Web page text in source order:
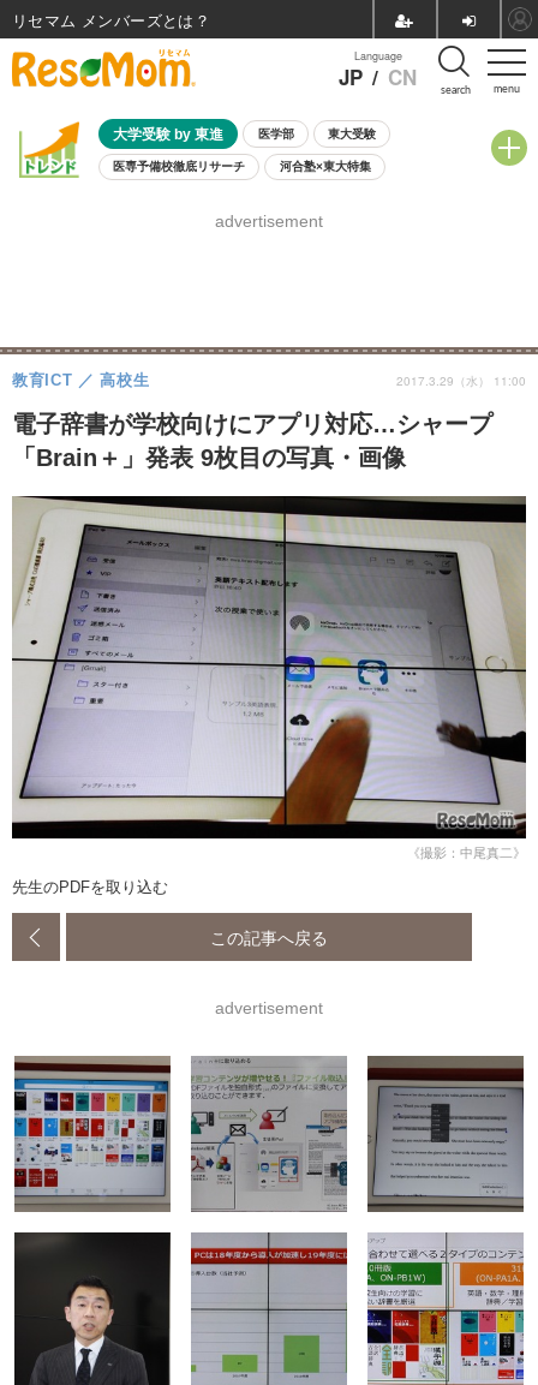
menu
Language
JP / CN search
大学受験 by 東進 医学部 東大受験
医専予備校徹底リサーチ 河合塾×東大特集
8月開催学校説明会・相談会
advertisement
電子辞書が学校向けにアプリ対応…シャープ
「Brain＋」発表 9枚目の写真・画像
教育ICT 高校生 2017.3.29（水） 11:00
《撮影：中尾真二》
先生のPDFを取り込む
この記事へ戻る
advertisement
リセマム メンバーズ